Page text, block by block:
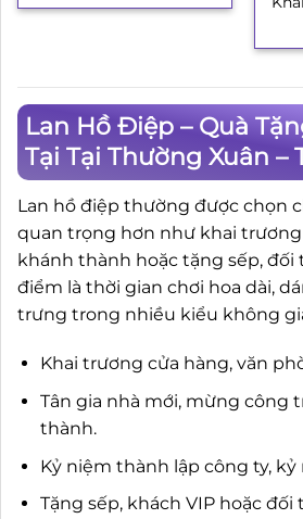
Lan Hồ Điệp – Quà
Tại Tại Thường Xuân –
Lan hồ điệp thường được chọn
quan trọng hơn như khai trương
khánh thành hoặc tặng sếp, đối
điểm là thời gian chơi hoa dài,
trưng trong nhiều kiểu không
Khai trương cửa hàng, văn
Tân gia nhà mới, mừng công
thành.
Kỷ niệm thành lập công ty, kỷ
Tặng sếp, khách VIP hoặc